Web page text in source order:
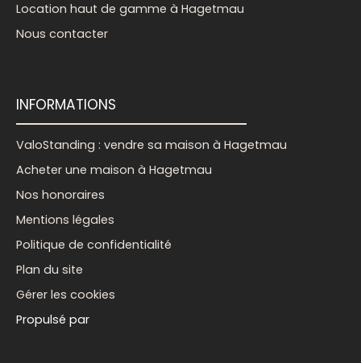
Location haut de gamme à Hagetmau
Nous contacter
INFORMATIONS
ValoStanding : vendre sa maison à Hagetmau
Acheter une maison à Hagetmau
Nos honoraires
Mentions légales
Politique de confidentialité
Plan du site
Gérer les cookies
Propulsé par